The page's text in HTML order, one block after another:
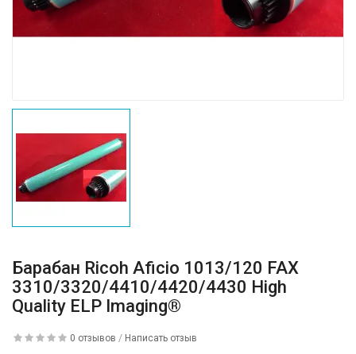
Барабан Ricoh Aficio 1013/120 FAX
3310/3320/4410/4420/4430 High
Quality ELP Imaging®
0 отзывов / Написать отзыв